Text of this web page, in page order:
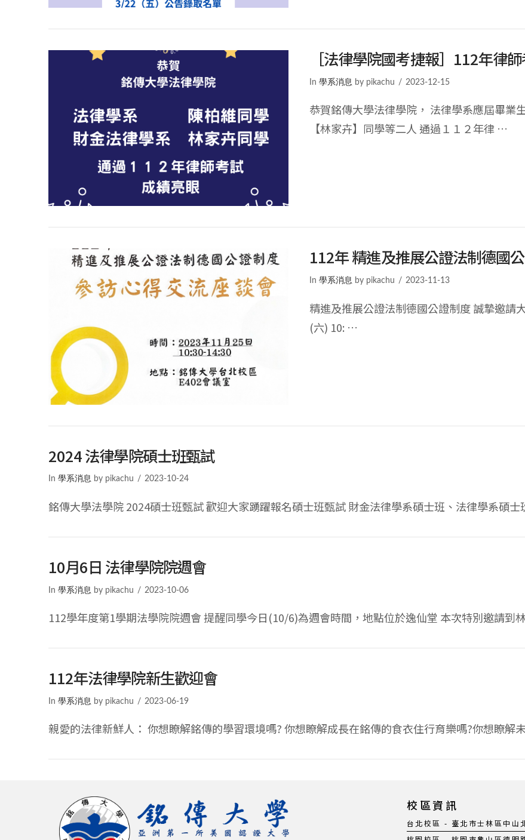
［法律學院國考捷報］112年律
In 學系消息 by pikachu 2023-12-15
恭賀銘傳大學法律學院， 法律學系應屆畢業
【林家卉】同學等二人 通過１１２年律 …
112年 精進及推展公證法制德國
In 學系消息 by pikachu 2023-11-13
精進及推展公證法制德國公證制度 誠摯邀
(六) 10: …
2024 法律學院碩士班甄試
In 學系消息 by pikachu 2023-10-24
銘傳大學法學院 2024碩士班甄試 歡迎大家踴躍報名碩士班甄試 財金法律學系碩士班、法律學系碩
10月6日 法律學院院週會
In 學系消息 by pikachu 2023-10-06
112學年度第1學期法學院院週會 提醒同學今日(10/6)為週會時間，地點位於逸仙堂 本次特別邀請到
112年法律學院新生歡迎會
In 學系消息 by pikachu 2023-06-19
親愛的法律新鮮人： 你想瞭解銘傳的學習環境嗎? 你想瞭解成長在銘傳的食衣住行育樂嗎?你想瞭解
校區資訊
台北校區 - 臺北市士林區中